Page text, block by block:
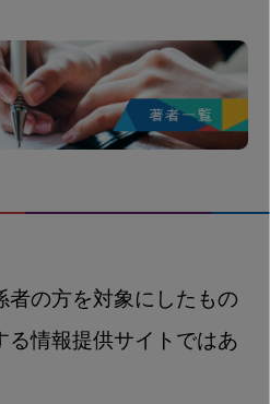
者の方を対象にしたもの
る情報提供サイトではあ